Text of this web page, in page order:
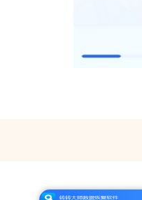
不能访
功率超